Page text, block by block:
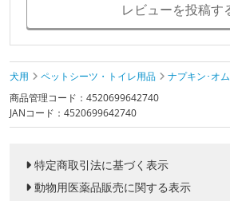
レビューを投稿す
犬用 ペットシーツ・トイレ用品
ナプキン･オ
商品管理コード：4520699642740
JANコード：4520699642740
特定商取引法に基づく表示
動物用医薬品販売に関する表示